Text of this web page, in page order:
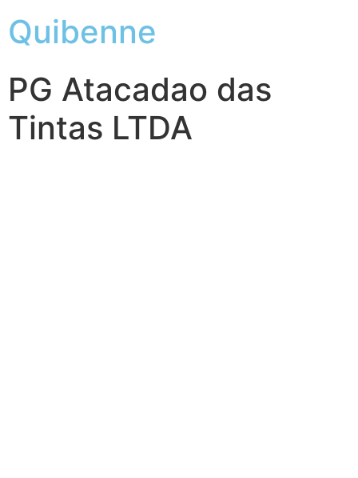
Quibenne
PG Atacadao das
Tintas LTDA